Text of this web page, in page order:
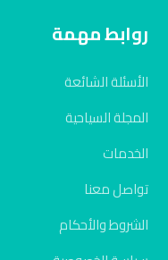
روابط مهمة
الأسئلة الشائعة
المجلة السياحية
الخدمات
تواصل معنا
الشروط والأحكام